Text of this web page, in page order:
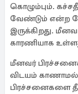
கொழும்பும்.
வேண்டும் என்ற
இருக்கிறது.
காரணியாக
மீனவர்
விடயம்
பிரச்சனைகளை